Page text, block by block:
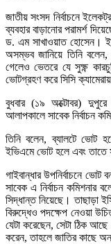
জাতীয় সংসদ নির্বাচনে
ব্যবহার বাড়ানোর পরামর্শ
ড. এম সাখাওয়াত হোসেন।
অসম্ভব জানিয়ে তিনি বলেন,
গেলেও ভেতরে যে সুক্ষ্ণ
ভোটগ্রহণ করে সিসি
বুধবার (১৯ অক্টোবর) দুপুরে
আলাপকালে সাবেক নির্বাচন
তিনি বলেন, ব্যালটে ভোট
ইভিএমে ভোট হলে এবং তাতে
গাইবান্ধার উপনির্বাচনে
সাবেক এ নির্বাচন কমিশনার
সিদ্ধান্ত নিয়েছে। তাছাড়া
বিরুদ্ধেও পদক্ষেপ নেওয়া
যেটা করেছেন, সেটা ঠিক
করেন, তাহলে জাতির কাছে